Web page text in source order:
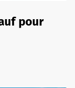
pour